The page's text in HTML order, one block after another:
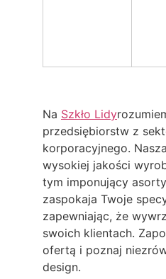
Na Szkło Lidy
przedsiębiorstw z
korporacyjnego.
wysokiej jakości
tym imponujący
zaspokaja Twoje
zapewniając, że
swoich klientach.
ofertą i poznaj
design.